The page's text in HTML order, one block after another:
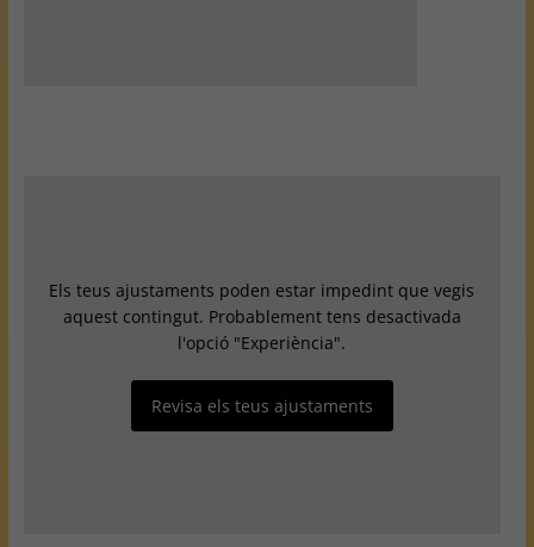
Els teus ajustaments poden estar impedint que vegis
aquest contingut. Probablement tens desactivada
l'opció "Experiència".
Revisa els teus ajustaments